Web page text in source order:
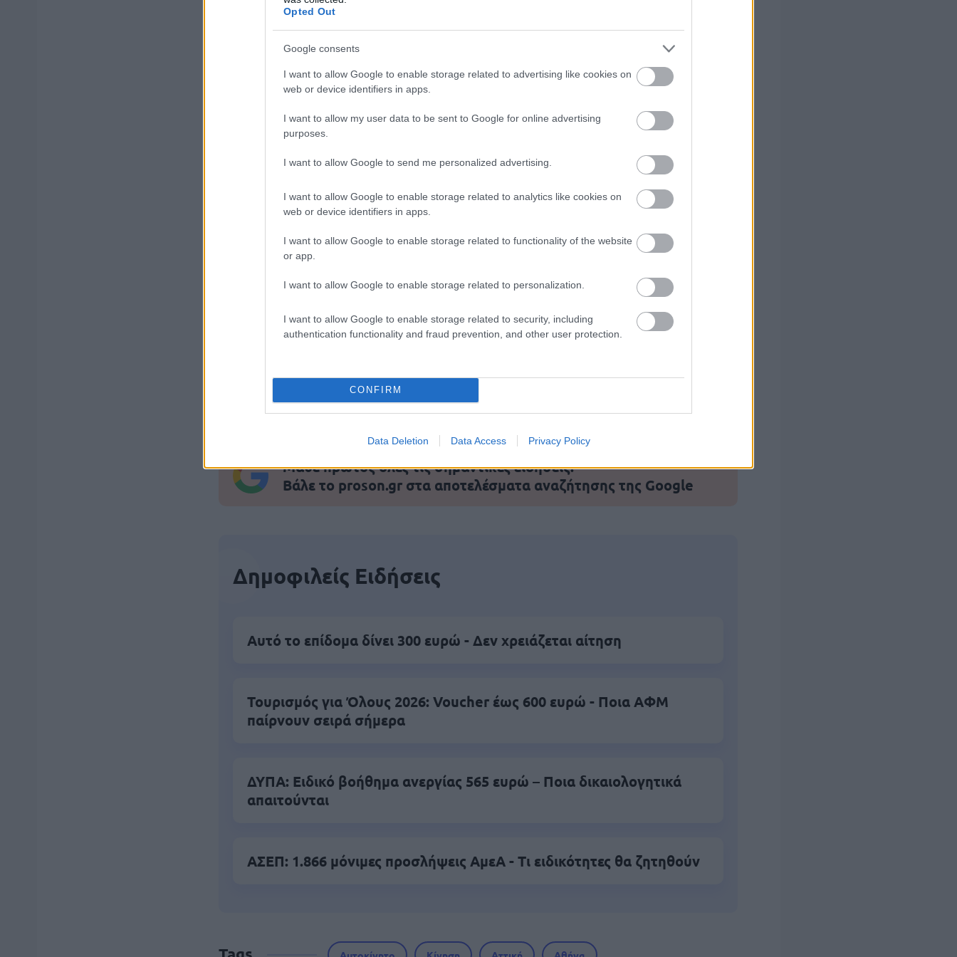
Opted Out
Google consents
I want to allow Google to enable storage related to advertising like cookies on
web or device identifiers in apps.
I want to allow my user data to be sent to Google for online advertising
purposes.
I want to allow Google to send me personalized advertising.
I want to allow Google to enable storage related to analytics like cookies on
web or device identifiers in apps.
I want to allow Google to enable storage related to functionality of the website
or app.
I want to allow Google to enable storage related to personalization.
I want to allow Google to enable storage related to security, including
authentication functionality and fraud prevention, and other user protection.
CONFIRM
Data Deletion Data Access Privacy Policy
— Attiki Odos Traffic (@aodostraffic)
Ακόμη πιο δύσκολη είναι η εικόνα στο ρεύμα προς Αεροδρόμιο, όπου οι καθυστερήσεις
στην έξοδο προς Λαμία καταγράφονται επιπλέον καθυστερήσεις
10 έως 15 λεπτών
Η κίνηση στους περισσότερους δρόμους της Αττικής παραμένει ιδιαίτερα αυξημένη, με
κατά τις μετακινήσεις τους.
ΑΣΕΠ: Πιστοποίηση Αγγλικών σε μόνο 2 ημέρες στα χέρια σας
μέρες
Μάθε πρώτος όλες τις σημαντικές ειδήσεις.
Βάλε το proson.gr στα αποτελέσματα αναζήτησης της Google
Δημοφιλείς Ειδήσεις
Αυτό το επίδομα δίνει 300 ευρώ - Δεν χρειάζεται αίτηση
Τουρισμός για Όλους 2026: Voucher έως 600 ευρώ - Ποια ΑΦΜ
παίρνουν σειρά σήμερα
ΔΥΠΑ: Ειδικό βοήθημα ανεργίας 565 ευρώ – Ποια δικαιολογητικά
απαιτούνται
ΑΣΕΠ: 1.866 μόνιμες προσλήψεις ΑμεΑ - Τι ειδικότητες θα ζητηθούν